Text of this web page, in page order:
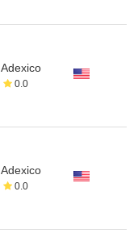
Adexico
0.0
Adexico
0.0